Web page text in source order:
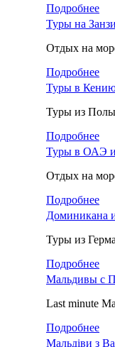
Подробнее
Туры на
Отдых на
Подробнее
Туры в
Туры из
Подробнее
Туры в ОАЭ
Отдых на
Подробнее
Доминикана
Туры из
Подробнее
Мальдивы с
Last minute
Подробнее
Мальдіви з